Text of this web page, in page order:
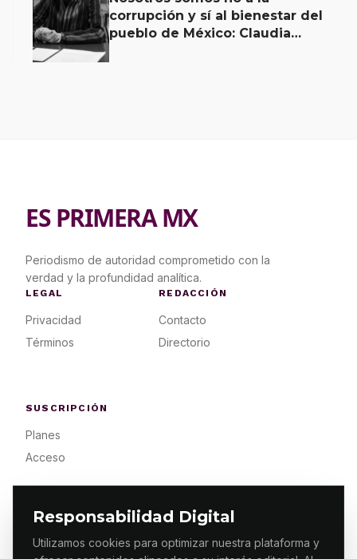
Responsabilidad Digital
Utilizamos cookies para optimizar nuestra plataforma y
corrupción y sí al bienestar del
pueblo de México: Claudia
ES PRIMERA MX
Periodismo de autoridad comprometido con la
verdad y la profundidad analítica.
LEGAL
Privacidad
Términos
REDACCIÓN
Contacto
Directorio
SUSCRIPCIÓN
Planes
Acceso